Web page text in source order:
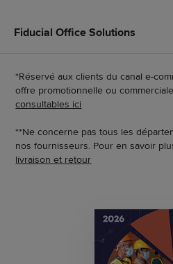
Fiducial Office Solutions
*Réservé aux clients du canal e-
offre promotionnelle ou
consultables ici
**Ne concerne pas tous les
nos fournisseurs. Pour en savoir
livraison et retour